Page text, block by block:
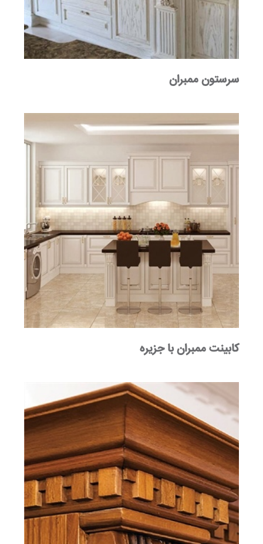
سرستون ممبران
کابینت ممبران با جزیره